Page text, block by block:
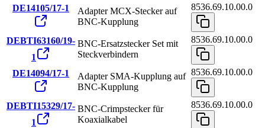
DE14105/17-1
Adapter MCX-Stecker auf
BNC-Kupplung
8536.69.10.00.0
DEBTI63160/19-
1
BNC-Ersatzstecker Set mit
Steckverbindern
8536.69.10.00.0
DE14094/17-1
Adapter SMA-Kupplung auf
BNC-Kupplung
8536.69.10.00.0
DEBTI15329/17-
1
BNC-Crimpstecker für
Koaxialkabel
8536.69.10.00.0